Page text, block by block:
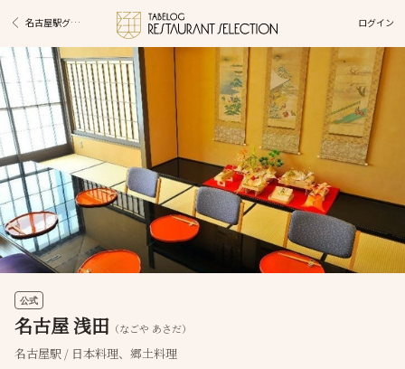
名古屋駅グルメ ログイン
公式
名古屋 浅田 （なごや あさだ）
名古屋駅 / 日本料理、郷土料理